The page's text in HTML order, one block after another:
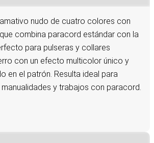
nudo de cuatro colores con
combina paracord estándar con la
para pulseras y collares
con un efecto multicolor único y
en el patrón. Resulta ideal para
y trabajos con paracord.